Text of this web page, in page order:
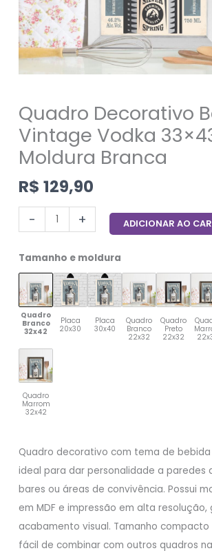
Quadro Decorativo
Vintage Vodka
Moldura Branca
R$ 129,90
- + ADICIONAR AO
Tamanho e moldura
Quadro
Branco
32x42
Placa
20x30
Placa
30x40
Quadro
Branco
22x32
Quadro
Preto
22x32
Quadro
Marrom
32x42
Quadro decorativo com tema de
ideal para dar personalidade a paredes
bares ou áreas de convivência. Possui
em MDF e impressão em alta
acabamento visual. Tamanho compacto
fácil de combinar com outros quadros